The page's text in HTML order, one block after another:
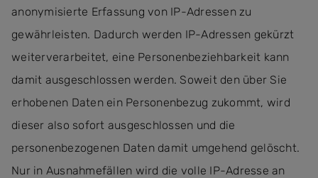
anonymisierte Erfassung von IP-Adressen zu
gewährleisten. Dadurch werden IP-Adressen gekürzt
weiterverarbeitet, eine Personenbeziehbarkeit kann
damit ausgeschlossen werden. Soweit den über Sie
erhobenen Daten ein Personenbezug zukommt, wird
dieser also sofort ausgeschlossen und die
personenbezogenen Daten damit umgehend gelöscht.
Nur in Ausnahmefällen wird die volle IP-Adresse an